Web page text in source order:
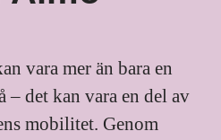
vara mer än bara en
– det kan vara en del av
mobilitet. Genom